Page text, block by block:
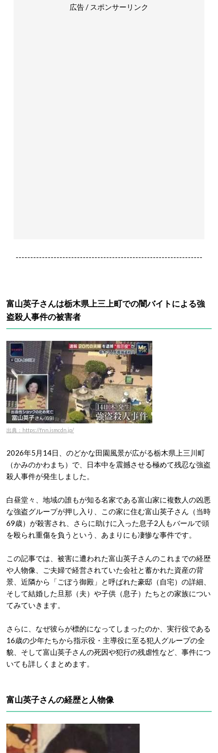
広告 / スポンサーリンク
----------------------------------------------------------------
富山英子さんは栃木県上三上町での闇バイトによる強
盗殺人事件の被害者
出典：https://fnn.ismcdn.jp/
2026年5月14日、のどかな田園風景が広がる栃木県上三川町
（かみのかわまち）で、日本中を震撼させる極めて残忍な強盗
殺人事件が発生しました。
白昼堂々、地域の誰もが知る名家である富山家に複数人の凶悪
な強盗グループが押し入り、この家に住む富山英子さん（当時
69歳）が殺害され、さらに助けに入った息子2人もバールで頭
を殴られ重傷を負うという、あまりにも凄惨な事件です。
この記事では、被害に遭われた富山英子さんのこれまでの経歴
や人物像、ご夫婦で経営されていた会社と蓄かれた資産の背
景、近隣から「ごぼう御殿」と呼ばれた豪邸（自宅）の詳細、
そして結婚した旦那（夫）や子供（息子）たちとの家族につい
てみていきます。
さらに、なぜ彼らが標的になってしまったのか、実行役である
16歳の少年たちから指示役・主導役に至る犯人グループの全
貌、そして富山英子さんの死因や犯行の残虐性など、事件につ
いても詳しくまとめます。
富山英子さんの経歴と人物像